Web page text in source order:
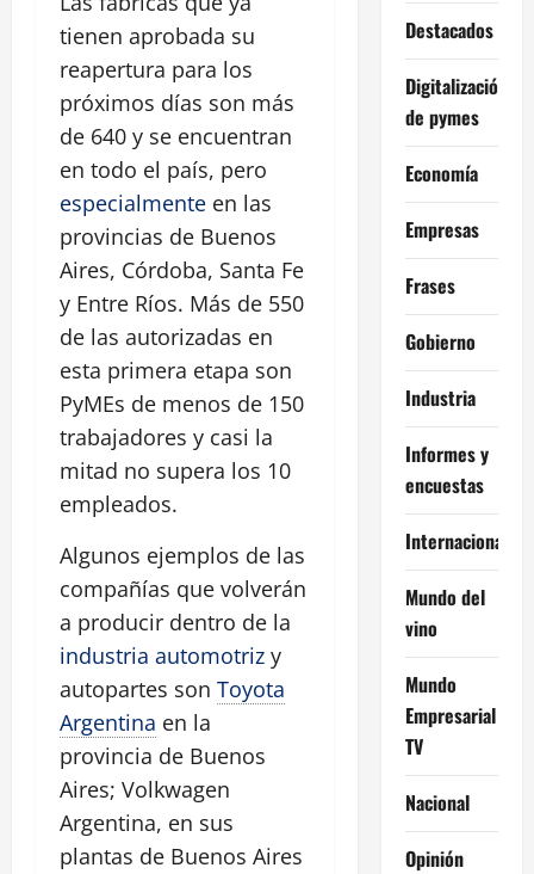
tienen aprobada su
reapertura para los
próximos días son más
de 640 y se encuentran
en todo el país, pero
especialmente en las
provincias de Buenos
Aires, Córdoba, Santa Fe
y Entre Ríos. Más de 550
de las autorizadas en
esta primera etapa son
PyMEs de menos de 150
trabajadores y casi la
mitad no supera los 10
empleados.
Algunos ejemplos de las
compañías que volverán
a producir dentro de la
industria automotriz y
autopartes son Toyota
Argentina en la
provincia de Buenos
Aires; Volkwagen
Argentina, en sus
plantas de Buenos Aires
Destacados
Digitalización
de pymes
Economía
Empresas
Frases
Gobierno
Industria
Informes y
encuestas
Internacional
Mundo del
vino
Mundo
Empresarial
TV
Nacional
Opinión